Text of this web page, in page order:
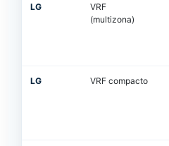
LG
VRF
(multizona)
LG VRF compacto